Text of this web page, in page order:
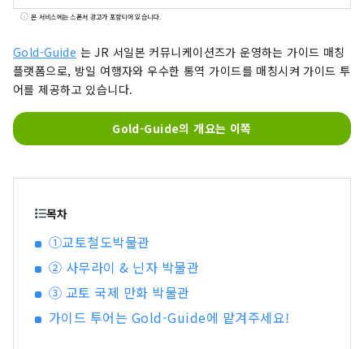
을 전세계 여러분에게
본 서비스에는 스폰서 광고가 포함되어 있습니다.
Gold-Guide 는 JR 서일본 커뮤니케이션즈가 운영하는 가이드 매칭
플랫폼으로, 방일 여행자와 우수한 통역 가이드를 매칭시켜 가이드 투
어를 제공하고 있습니다.
Gold-Guide의 개요는 이쪽
목차
①교토철도박물관
② 사무라이 & 닌자 박물관
③ 교토 국제 만화 박물관
가이드 투어는 Gold-Guide에 맡겨주세요!